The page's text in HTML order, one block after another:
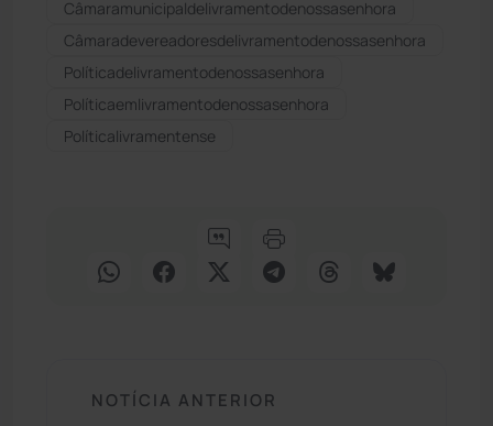
Câmaramunicipaldelivramentodenossasenhora
Câmaradevereadoresdelivramentodenossasenhora
Políticadelivramentodenossasenhora
Políticaemlivramentodenossasenhora
Políticalivramentense
NOTÍCIA ANTERIOR